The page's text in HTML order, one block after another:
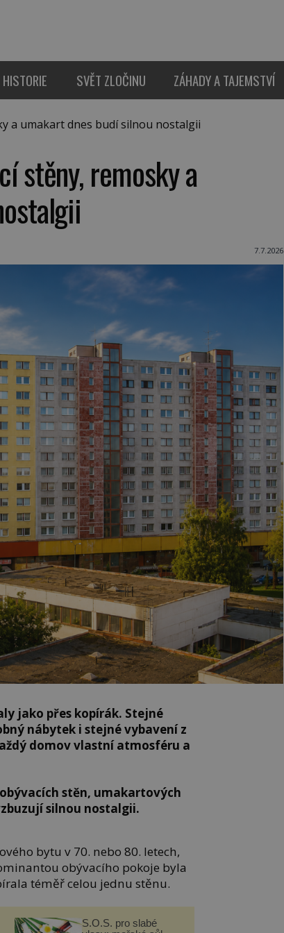
HISTORIE SVĚT ZLOČINU ZÁHADY A TAJEMSTVÍ
a umakart dnes budí silnou nostalgii
stěny, remosky a
7.7.2026
jako přes kopírák. Stejné
nábytek i stejné vybavení z
domov vlastní atmosféru a
stěn, umakartových
silnou nostalgii.
bytu v 70. nebo 80. letech,
obývacího pokoje byla
téměř celou jednu stěnu.
S.O.S. pro slabé